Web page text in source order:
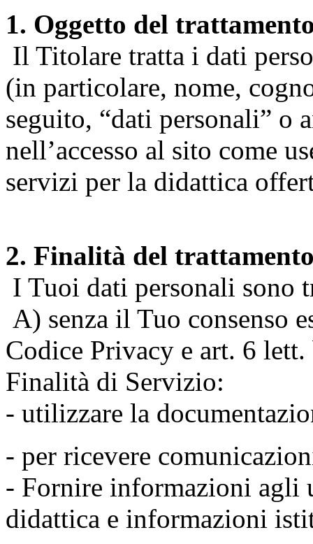
1. Oggetto del
Il Titolare tratta i dati
(in particolare, nome,
seguito, “dati personali” o
nell’accesso al sito come
servizi per la didattica
2. Finalità del
I Tuoi dati personali sono
A) senza il Tuo consenso
Codice Privacy e art. 6
Finalità di Servizio:
- utilizzare la
- per ricevere
- Fornire informazioni agli
didattica e informazioni